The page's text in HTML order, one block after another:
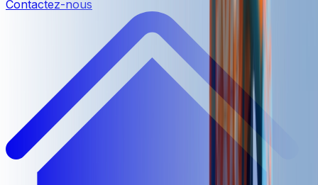
Contactez-nous